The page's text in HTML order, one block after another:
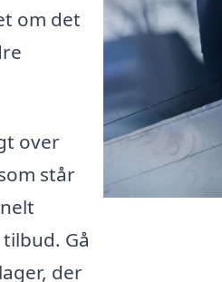
om det
over
står
Gå
der